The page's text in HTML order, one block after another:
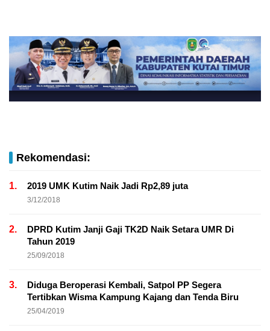
Rekomendasi:
1. 2019 UMK Kutim Naik Jadi Rp2,89 juta
3/12/2018
2.
DPRD Kutim Janji Gaji TK2D Naik Setara UMR Di
Tahun 2019
25/09/2018
3.
Diduga Beroperasi Kembali, Satpol PP Segera
Tertibkan Wisma Kampung Kajang dan Tenda Biru
25/04/2019